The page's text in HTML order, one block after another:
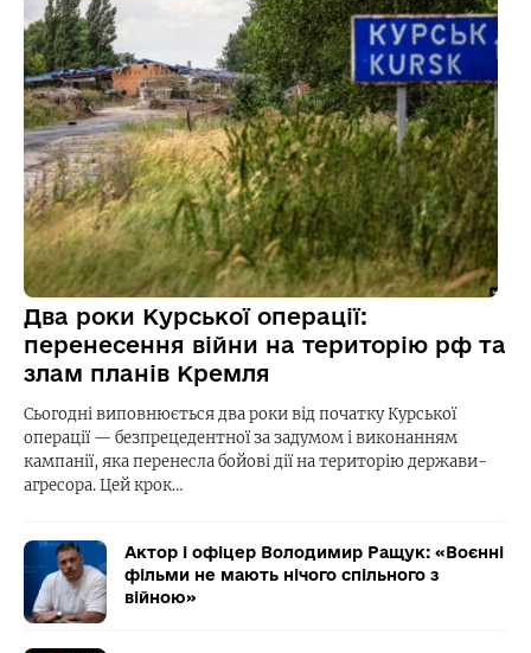
Два роки Курської операції:
перенесення війни на територію рф та
злам планів Кремля
Сьогодні виповнюється два роки від початку Курської
операції — безпрецедентної за задумом і виконанням
кампанії, яка перенесла бойові дії на територію держави-
агресора. Цей крок…
Актор і офіцер Володимир Ращук: «Воєнні
фільми не мають нічого спільного з
війною»